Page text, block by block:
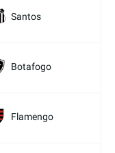
Santos
Botafogo
Flamengo